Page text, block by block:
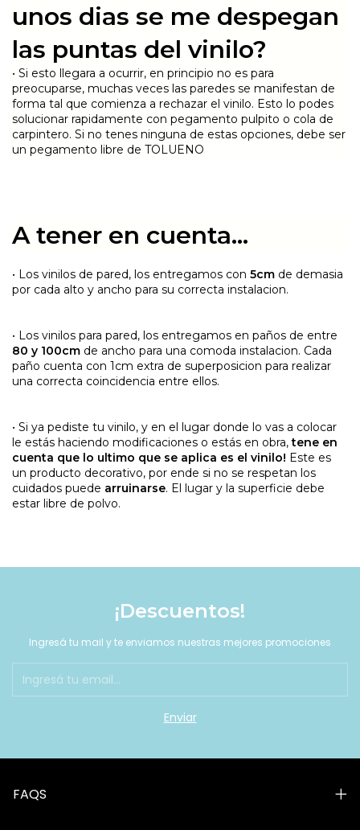
unos dias se me despegan
las puntas del vinilo?
• Si esto llegara a ocurrir, en principio no es para
preocuparse, muchas veces las paredes se manifestan de
forma tal que comienza a rechazar el vinilo. Esto lo podes
solucionar rapidamente con pegamento pulpito o cola de
carpintero. Si no tenes ninguna de estas opciones, debe ser
un pegamento libre de TOLUENO
A tener en cuenta...
• Los vinilos de pared, los entregamos con 5cm de demasia
por cada alto y ancho para su correcta instalacion.
• Los vinilos para pared, los entregamos en paños de entre
80 y 100cm de ancho para una comoda instalacion. Cada
paño cuenta con 1cm extra de superposicion para realizar
una correcta coincidencia entre ellos.
• Si ya pediste tu vinilo, y en el lugar donde lo vas a colocar
le estás haciendo modificaciones o estás en obra,tene en
cuenta que lo ultimo que se aplica es el vinilo! Este es
un producto decorativo, por ende si no se respetan los
cuidados puede arruinarse. El lugar y la superficie debe
estar libre de polvo.
¡Descuentos!
Ingresá tu mail y te enviamos nuestras mejores promociones
FAQS